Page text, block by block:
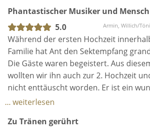
Zu Tränen gerührt
5.0
Dietmar,
Was sollen wir sagen.
Ein besonderer Mensch mit einer
Stimme.
Ant hat unsere Hochzeit zu einer
gemacht.
Sein emotionaler und hingebungsvoller
zu etwas ganz besonderem gemacht.
... weiterlesen
Perfekter Sänger für die Hochzeit